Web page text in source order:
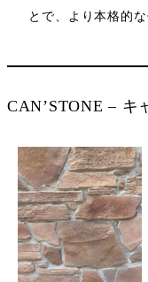
とで、より本格的な
CAN’STONE – キ